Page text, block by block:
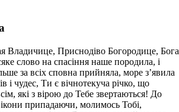
Владичице, Приснодіво Богородице, Бога
слово на спасіння наше породила, і
за всіх сповна прийняла, море з’явила
і чудес, Ти є вічнотекуча річко, що
які з вірою до Тебе звертаються! До
ікони припадаючи, молимось Тобі,